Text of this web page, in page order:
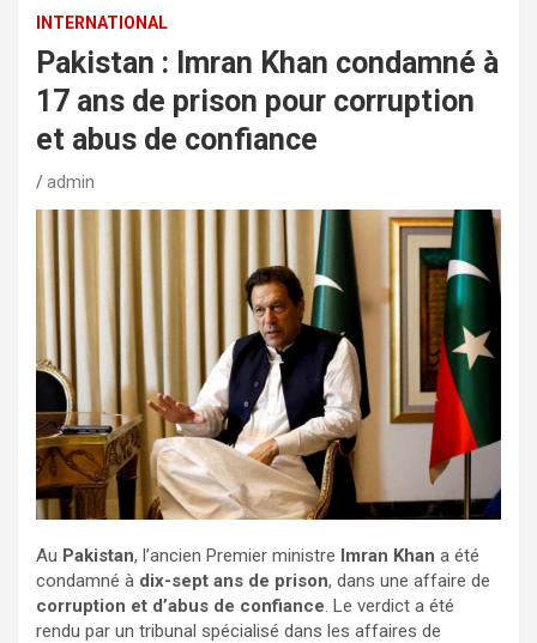
INTERNATIONAL
Pakistan : Imran Khan condamné à
17 ans de prison pour corruption
et abus de confiance
admin
Au Pakistan, l’ancien Premier ministre Imran Khan a été
condamné à dix-sept ans de prison, dans une affaire de
corruption et d’abus de confiance. Le verdict a été
rendu par un tribunal spécialisé dans les affaires de